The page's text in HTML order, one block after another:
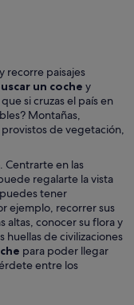
recorre paisajes
un coche y
si cruzas el país en
Montañas,
de vegetación,
Centrarte en las
regalarte la vista
tener
ejemplo, recorrer sus
altas, conocer su flora y
huellas de civilizaciones
para poder llegar
entre los